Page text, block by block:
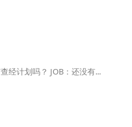
经计划吗？ JOB：还没有...